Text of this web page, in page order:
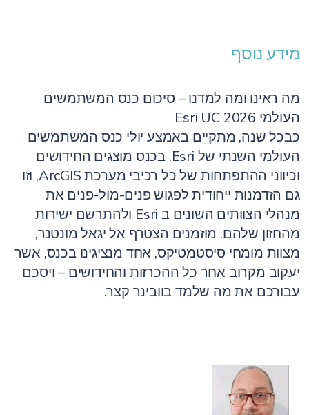
מידע נוסף
מה ראינו ומה למדנו – סיכום כנס המשתמשים
העולמי Esri UC 2026
כבכל שנה, מתקיים באמצע יולי כנס המשתמשים
העולמי השנתי של Esri. בכנס מוצגים החידושים
וכיווני ההתפתחות של כל רכיבי מערכת ArcGIS, וזו
גם הזדמנות ייחודית לפגוש פנים-מול-פנים את
מנהלי הצוותים השונים ב Esri ולהתרשם ישירות
מהחזון שלהם. מוזמנים הצטרף אל יגאל מונטנר,
מצוות מומחי סיסטמטיקס, אחד מנציגינו בכנס, אשר
יעקוב מקרוב אחר כל ההכרזות והחידושים – ויסכם
עבורכם את מה שלמד בוובינר קצר.